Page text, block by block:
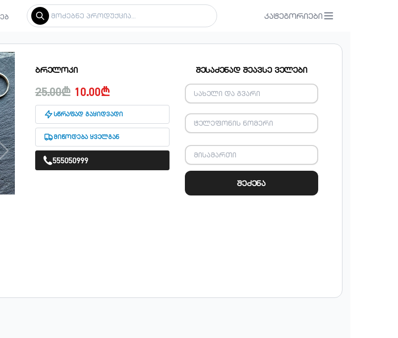
კატეგორიები
ბრელოკი
25.00₾10.00₾
სწრაფად გაყიდვადი
მიწოდება ყველგან
555050999
შესაძენად შეავსე ველები
შეძენა